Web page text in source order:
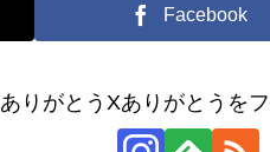
Facebook
ありがとうXありがとうを